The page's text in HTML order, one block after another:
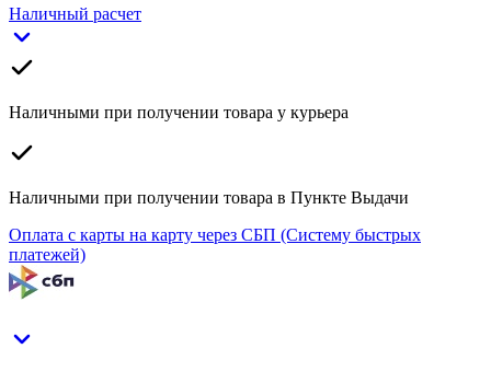
Наличный расчет
Наличными при получении товара у курьера
Наличными при получении товара в Пункте Выдачи
Оплата с карты на карту через СБП (Систему быстрых
платежей)